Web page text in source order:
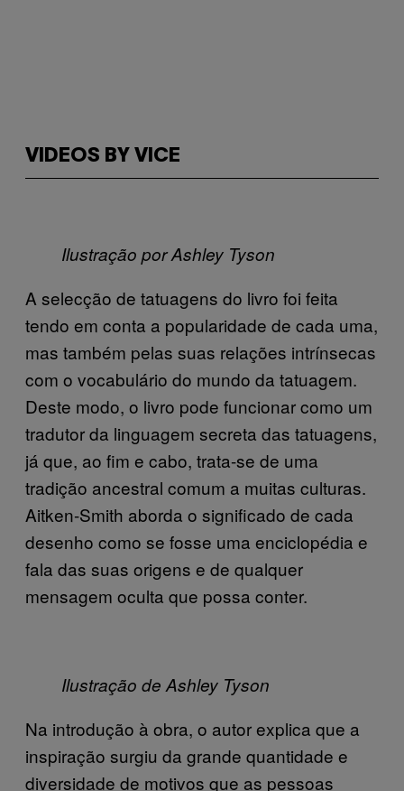
VIDEOS BY VICE
Ilustração por Ashley Tyson
A selecção de tatuagens do livro foi feita
tendo em conta a popularidade de cada uma,
mas também pelas suas relações intrínsecas
com o vocabulário do mundo da tatuagem.
Deste modo, o livro pode funcionar como um
tradutor da linguagem secreta das tatuagens,
já que, ao fim e cabo, trata-se de uma
tradição ancestral comum a muitas culturas.
Aitken-Smith aborda o significado de cada
desenho como se fosse uma enciclopédia e
fala das suas origens e de qualquer
mensagem oculta que possa conter.
Ilustração de Ashley Tyson
Na introdução à obra, o autor explica que a
inspiração surgiu da grande quantidade e
diversidade de motivos que as pessoas